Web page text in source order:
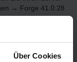
Über Cookies
→ Forge 41.0.28